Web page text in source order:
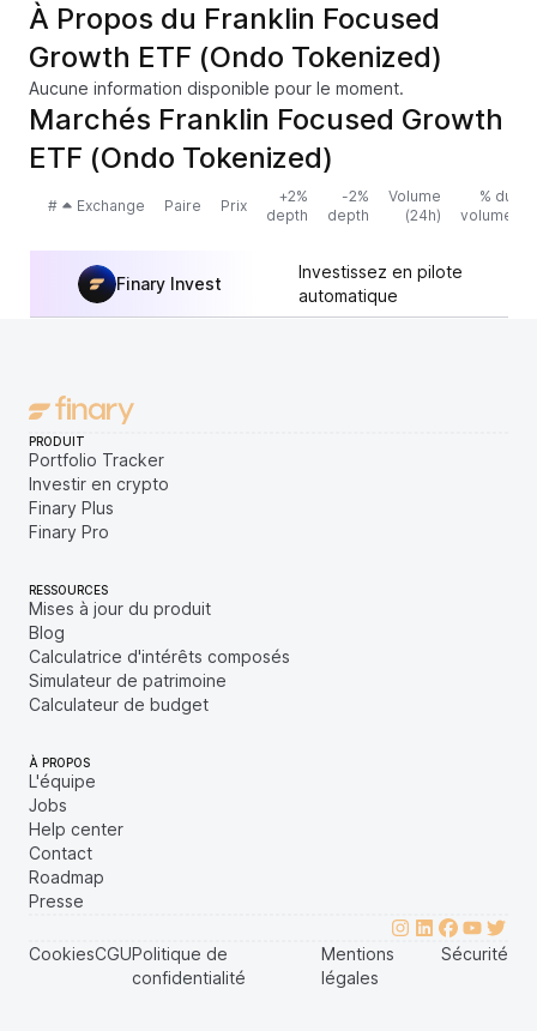
À Propos du Franklin Focused
Growth ETF (Ondo Tokenized)
Aucune information disponible pour le moment.
Marchés Franklin Focused Growth
ETF (Ondo Tokenized)
# Exchange Paire Prix
+2%
depth
-2%
depth
Volume
(24h)
% du
volume
Finary Invest
Investissez en pilote
automatique
PRODUIT
Portfolio Tracker
Investir en crypto
Finary Plus
Finary Pro
RESSOURCES
Mises à jour du produit
Blog
Calculatrice d'intérêts composés
Simulateur de patrimoine
Calculateur de budget
À PROPOS
L'équipe
Jobs
Help center
Contact
Roadmap
Presse
CookiesCGUPolitique de
confidentialité
Mentions
légales
Sécurité